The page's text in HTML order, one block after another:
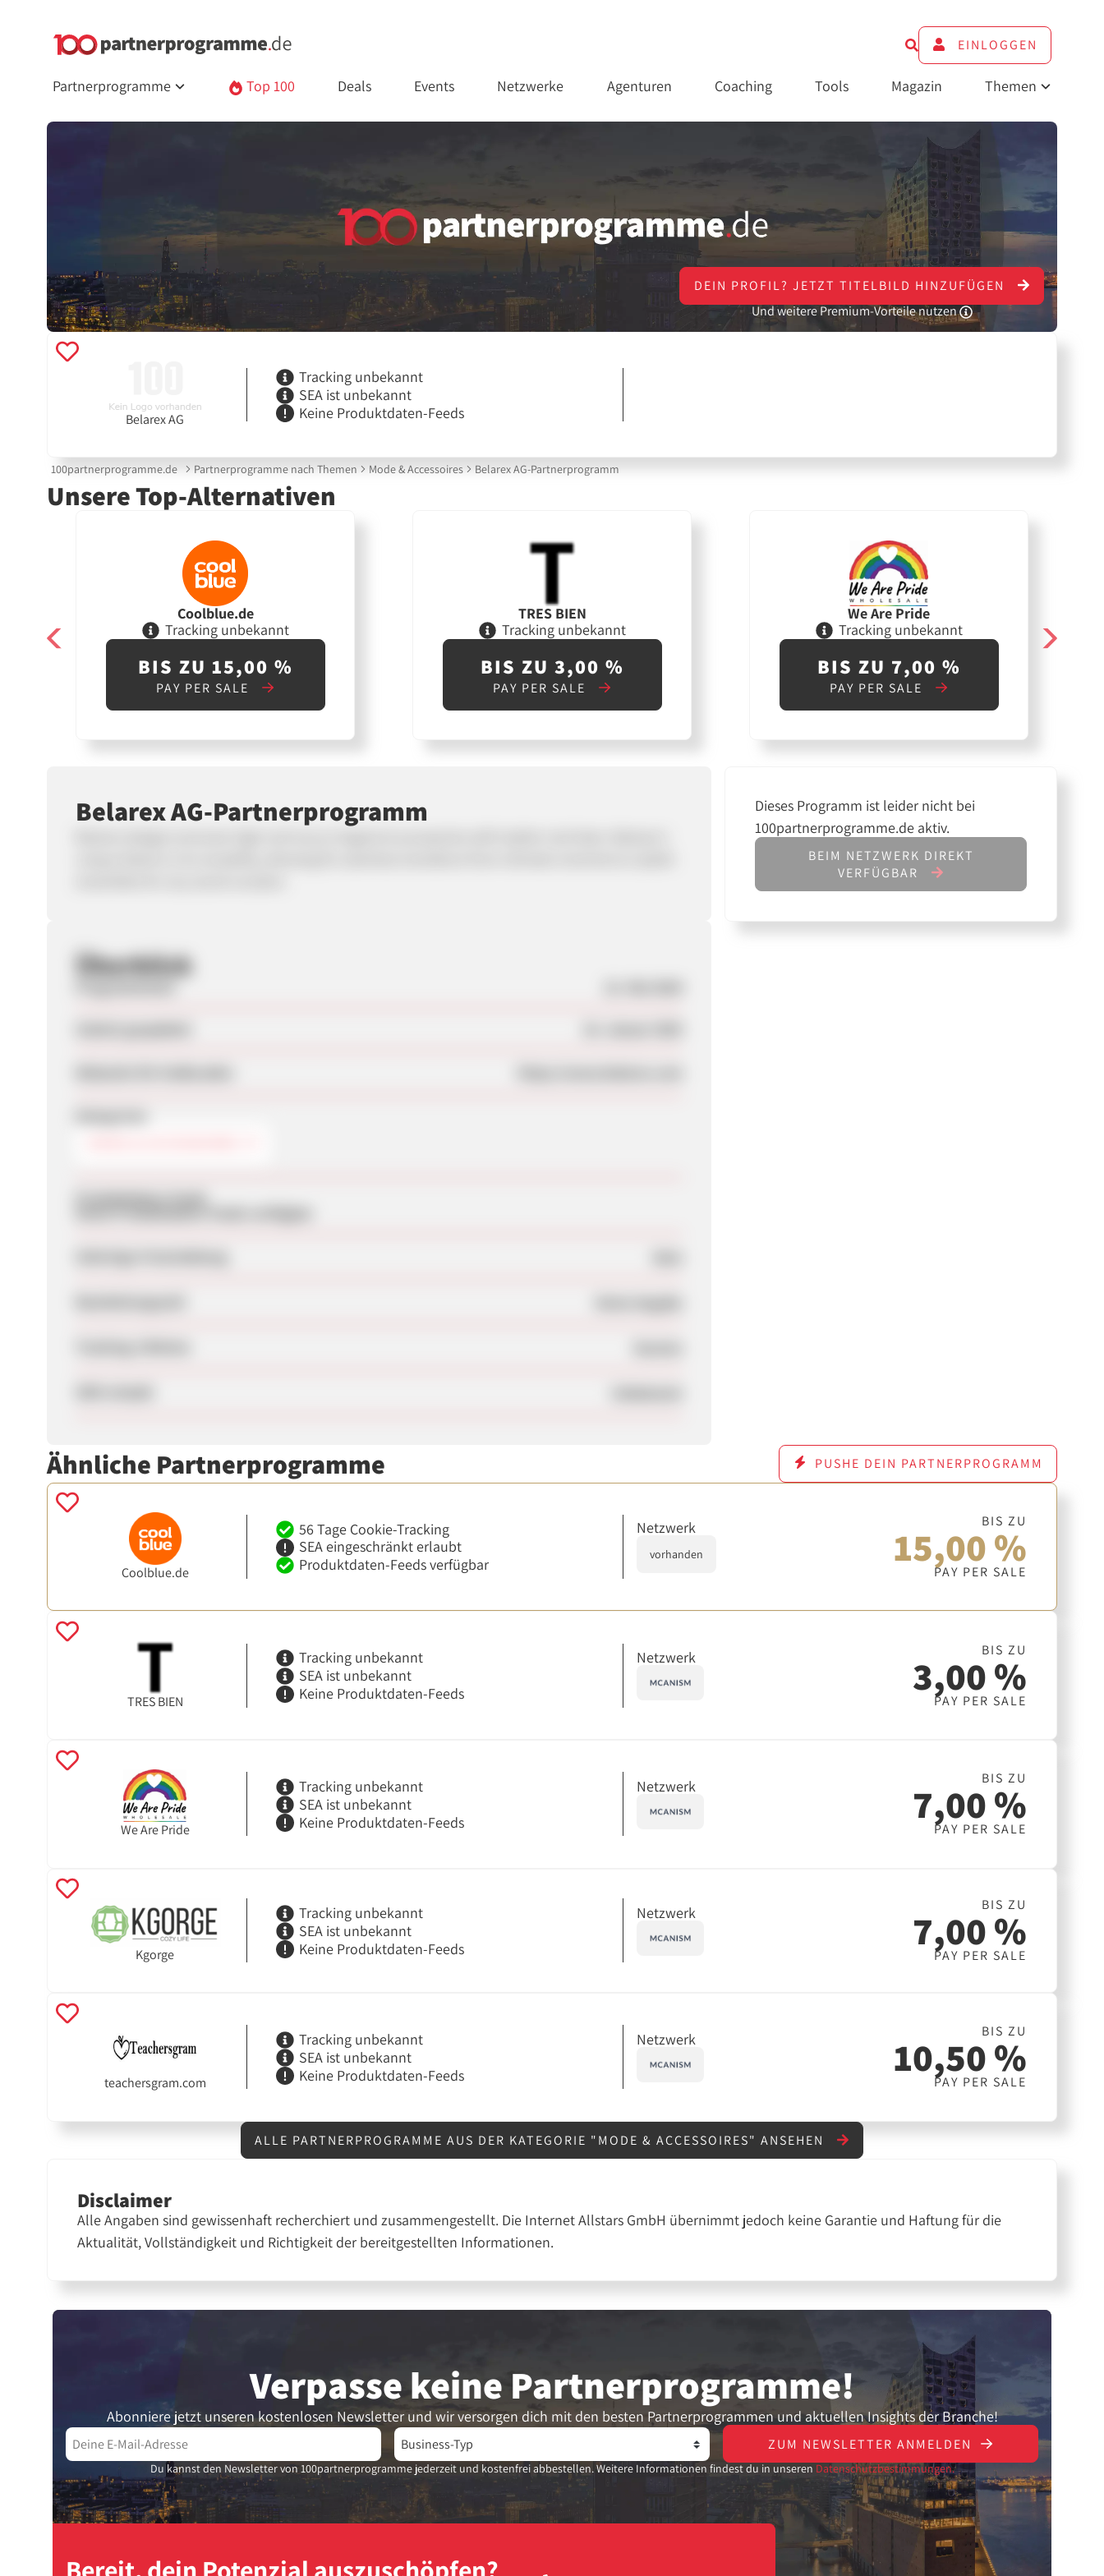
EINLOGGEN
Partnerprogramme Top 100 Deals Events Netzwerke Agenturen Coaching Tools Magazin Themen
DEIN PROFIL? JETZT TITELBILD HINZUFÜGEN
Und weitere Premium-Vorteile nutzen
Belarex AG
Tracking unbekannt
SEA ist unbekannt
Keine Produktdaten-Feeds
100partnerprogramme.de Partnerprogramme nach Themen Mode & Accessoires Belarex AG-Partnerprogramm
Unsere Top-Alternativen
Coolblue.de
Tracking unbekannt
BIS ZU 15,00 %
PAY PER SALE
TRES BIEN
Tracking unbekannt
BIS ZU 3,00 %
PAY PER SALE
We Are Pride
Tracking unbekannt
BIS ZU 7,00 %
PAY PER SALE
Belarex AG-Partnerprogramm
Überblick
Produktdaten-Feeds
Dieses Programm ist leider nicht bei
100partnerprogramme.de aktiv.
BEIM NETZWERK DIREKT
VERFÜGBAR
Ähnliche Partnerprogramme PUSHE DEIN PARTNERPROGRAMM
Coolblue.de
56 Tage Cookie-Tracking
SEA eingeschränkt erlaubt
Produktdaten-Feeds verfügbar
Netzwerk
vorhanden
BIS ZU
15,00 %
PAY PER SALE
TRES BIEN
Tracking unbekannt
SEA ist unbekannt
Keine Produktdaten-Feeds
Netzwerk BIS ZU
3,00 %
PAY PER SALE
We Are Pride
Tracking unbekannt
SEA ist unbekannt
Keine Produktdaten-Feeds
Netzwerk BIS ZU
7,00 %
PAY PER SALE
Kgorge
Tracking unbekannt
SEA ist unbekannt
Keine Produktdaten-Feeds
Netzwerk BIS ZU
7,00 %
PAY PER SALE
teachersgram.com
Tracking unbekannt
SEA ist unbekannt
Keine Produktdaten-Feeds
Netzwerk BIS ZU
10,50 %
PAY PER SALE
ALLE PARTNERPROGRAMME AUS DER KATEGORIE "MODE & ACCESSOIRES" ANSEHEN
Disclaimer
Alle Angaben sind gewissenhaft recherchiert und zusammengestellt. Die Internet Allstars GmbH übernimmt jedoch keine Garantie und Haftung für die
Aktualität, Vollständigkeit und Richtigkeit der bereitgestellten Informationen.
Verpasse keine Partner­programme!
Abonniere jetzt unseren kostenlosen Newsletter und wir versorgen dich mit den besten Partnerprogrammen und aktuellen Insights der Branche!
ZUM NEWSLETTER ANMELDEN
Du kannst den Newsletter von 100partnerprogramme jederzeit und kostenfrei abbestellen. Weitere Informationen findest du in unseren Datenschutzbestimmungen.